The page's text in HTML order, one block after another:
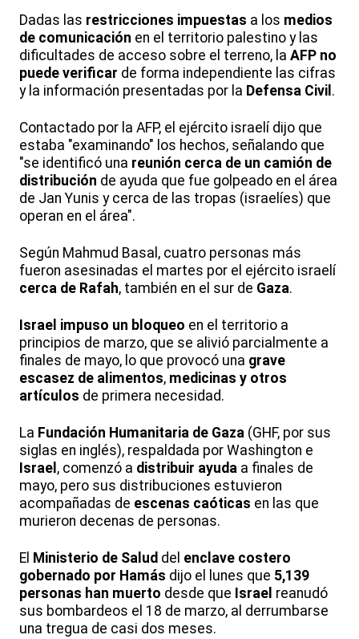
Dadas las restricciones impuestas a los medios
de comunicación en el territorio palestino y las
dificultades de acceso sobre el terreno, la AFP no
puede verificar de forma independiente las cifras
y la información presentadas por la Defensa Civil .
Contactado por la AFP, el ejército israelí dijo que
estaba "examinando" los hechos, señalando que
"se identificó una reunión cerca de un camión de
distribución de ayuda que fue golpeado en el área
de Jan Yunis y cerca de las tropas (israelíes) que
operan en el área".
Según Mahmud Basal, cuatro personas más
fueron asesinadas el martes por el ejército israelí
cerca de Rafah, también en el sur de Gaza.
Israel impuso un bloqueo en el territorio a
principios de marzo, que se alivió parcialmente a
finales de mayo, lo que provocó una grave
escasez de alimentos, medicinas y otros
artículos de primera necesidad.
La Fundación Humanitaria de Gaza (GHF, por sus
siglas en inglés), respaldada por Washington e
Israel , comenzó a distribuir ayuda a finales de
mayo, pero sus distribuciones estuvieron
acompañadas de escenas caóticas en las que
murieron decenas de personas.
El Ministerio de Salud del enclave costero
gobernado por Hamás dijo el lunes que 5,139
personas han muerto desde que Israel reanudó
sus bombardeos el 18 de marzo, al derrumbarse
una tregua de casi dos meses.